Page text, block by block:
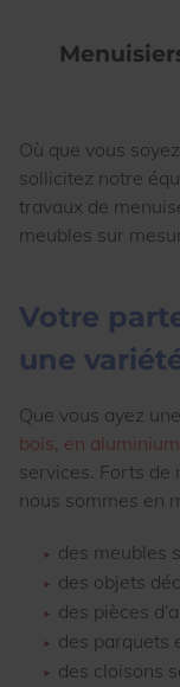
Où que vous
sollicitez notre
travaux de
meubles sur
Votre
une
Que vous ayez
bois, en aluminium
services. Forts de
nous sommes en
des meubles
des objets
des pièces
des parquets
des cloisons